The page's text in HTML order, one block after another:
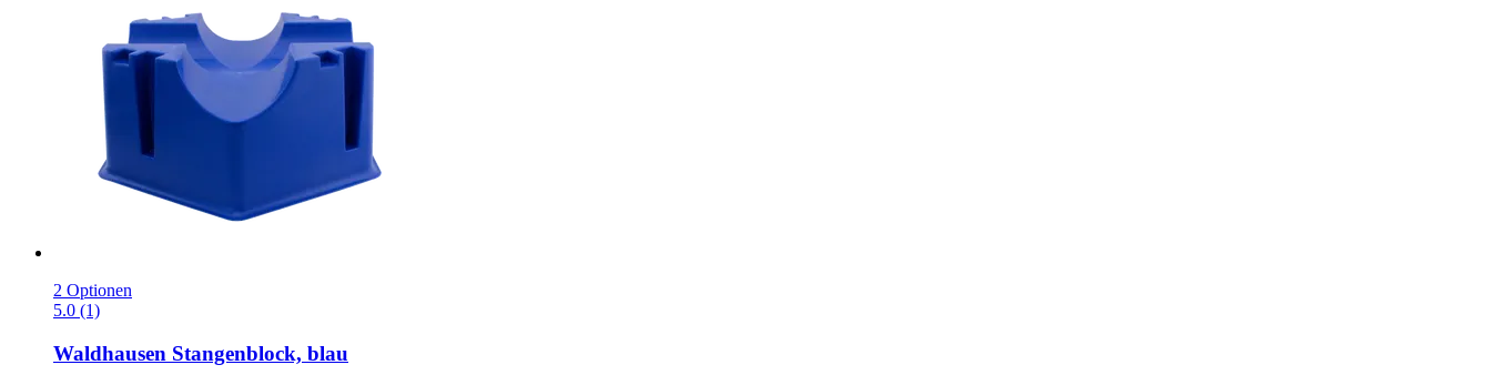
2 Optionen
5.0 (1)
Waldhausen Stangenblock, blau